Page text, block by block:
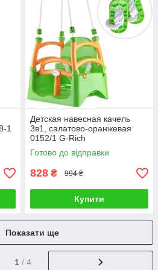
1
Детская навесная качель
3в1, салатово-оранжевая
0152/1 G-Rich
Готово до відправки
828 ₴ 994 ₴
Купити
Показати ще
1 / 4